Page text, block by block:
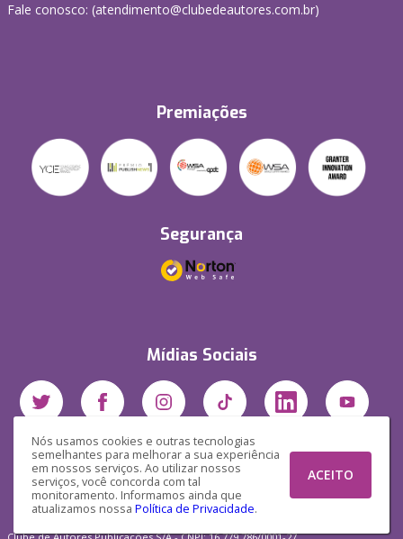
Nós usamos cookies e outras tecnologias
semelhantes para melhorar a sua experiência
em nossos serviços. Ao utilizar nossos
serviços, você concorda com tal
monitoramento. Informamos ainda que
atualizamos nossa Política de Privacidade.
ACEITO
Fale conosco: (atendimento@clubedeautores.com.br)
Premiações
Segurança
Mídias Sociais